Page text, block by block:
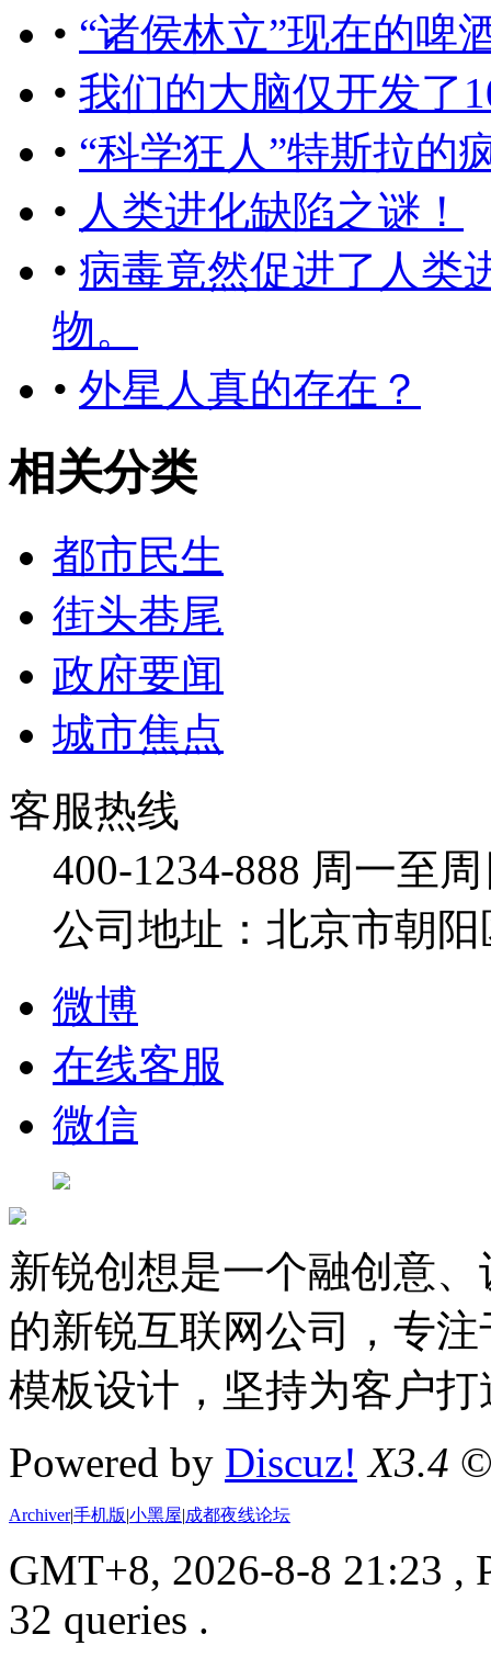
• “诸侯林立”现在的啤
• 我们的大脑仅开发了
• “科学狂人”特斯拉的
• 人类进化缺陷之谜！
• 病毒竟然促进了人类
物。
• 外星人真的存在？
相关分类
都市民生
街头巷尾
政府要闻
城市焦点
客服热线
400-1234-888 周一至
公司地址：北京市朝
微博
在线客服
微信
新锐创想是一个融创意
的新锐互联网公司，专
模板设计，坚持为客户
Powered by Discuz! X3.4
Archiver|手机版|小黑屋|成都夜线论坛
GMT+8, 2026-8-8 21:23 ,
32 queries .